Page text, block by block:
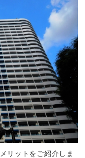
リットをご紹介しま